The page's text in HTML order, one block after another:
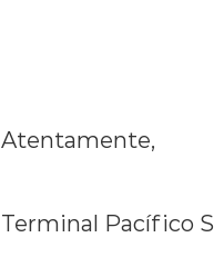
Atentamente,
Terminal Pacífico